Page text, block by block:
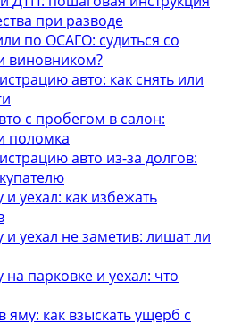
при разводе
по ОСАГО: судиться со
виновником?
авто: как снять или
с пробегом в салон:
поломка
авто из-за долгов:
уехал: как избежать
уехал не заметив: лишат ли
парковке и уехал: что
яму: как взыскать ущерб с